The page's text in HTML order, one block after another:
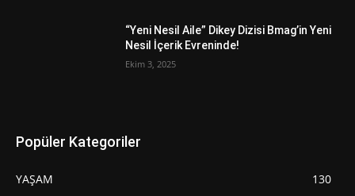
“Yeni Nesil Aile” Dikey Dizisi Bmag’in Yeni
Nesil İçerik Evreninde!
Ekim 3, 2025
Popüler Kategoriler
YAŞAM
130